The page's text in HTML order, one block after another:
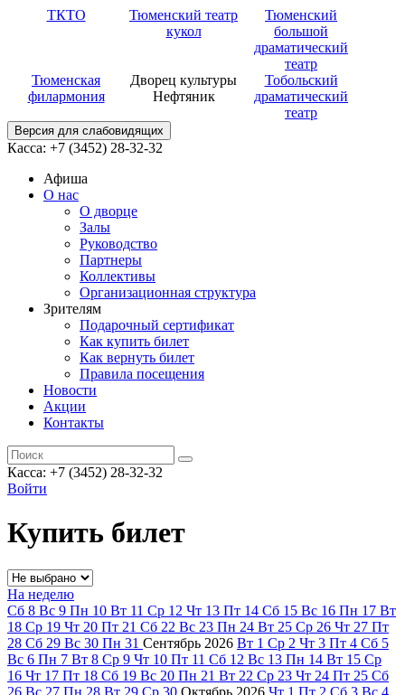
ТКТО
Тюменский театр
кукол
Тюменский
большой
драматический
театр
Тюменская
филармония
Дворец культуры
Нефтяник
Тобольский
драматический
театр
Версия для слабовидящих
Касса: +7 (3452) 28-32-32
Афиша
О нас
О дворце
Залы
Руководство
Партнеры
Коллективы
Организационная структура
Зрителям
Подарочный сертификат
Как купить билет
Как вернуть билет
Правила посещения
Новости
Акции
Контакты
Касса: +7 (3452) 28-32-32
Войти
Купить билет
На неделю
Сб 8 Вс 9 Пн 10 Вт 11 Ср 12 Чт 13 Пт 14 Сб 15 Вс 16 Пн 17 Вт
18 Ср 19 Чт 20 Пт 21 Сб 22 Вс 23 Пн 24 Вт 25 Ср 26 Чт 27 Пт
28 Сб 29 Вс 30 Пн 31 Сентябрь 2026 Вт 1 Ср 2 Чт 3 Пт 4 Сб 5
Вс 6 Пн 7 Вт 8 Ср 9 Чт 10 Пт 11 Сб 12 Вс 13 Пн 14 Вт 15 Ср
16 Чт 17 Пт 18 Сб 19 Вс 20 Пн 21 Вт 22 Ср 23 Чт 24 Пт 25 Сб
26 Вс 27 Пн 28 Вт 29 Ср 30 Октябрь 2026 Чт 1 Пт 2 Сб 3 Вс 4